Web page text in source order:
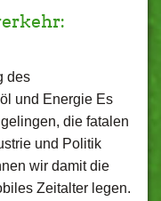
des
und Energie Es
die fatalen
und Politik
wir damit die
Zeitalter legen.